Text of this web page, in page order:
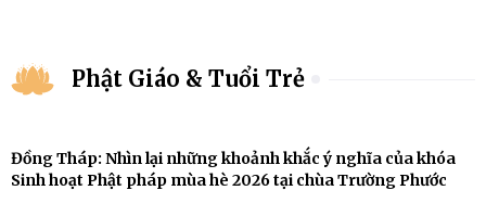
Phật Giáo & Tuổi Trẻ
Đồng Tháp: Nhìn lại những khoảnh khắc ý nghĩa của khóa
Sinh hoạt Phật pháp mùa hè 2026 tại chùa Trường Phước